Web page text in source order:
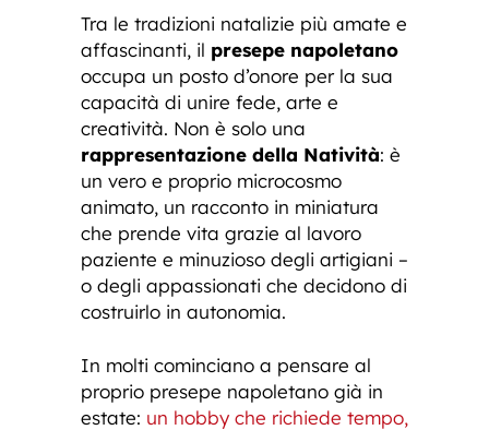
Tra le tradizioni natalizie più amate e
affascinanti, il presepe napoletano
occupa un posto d’onore per la sua
capacità di unire fede, arte e
creatività. Non è solo una
rappresentazione della Natività: è
un vero e proprio microcosmo
animato, un racconto in miniatura
che prende vita grazie al lavoro
paziente e minuzioso degli artigiani –
o degli appassionati che decidono di
costruirlo in autonomia.
In molti cominciano a pensare al
proprio presepe napoletano già in
estate: un hobby che richiede tempo,